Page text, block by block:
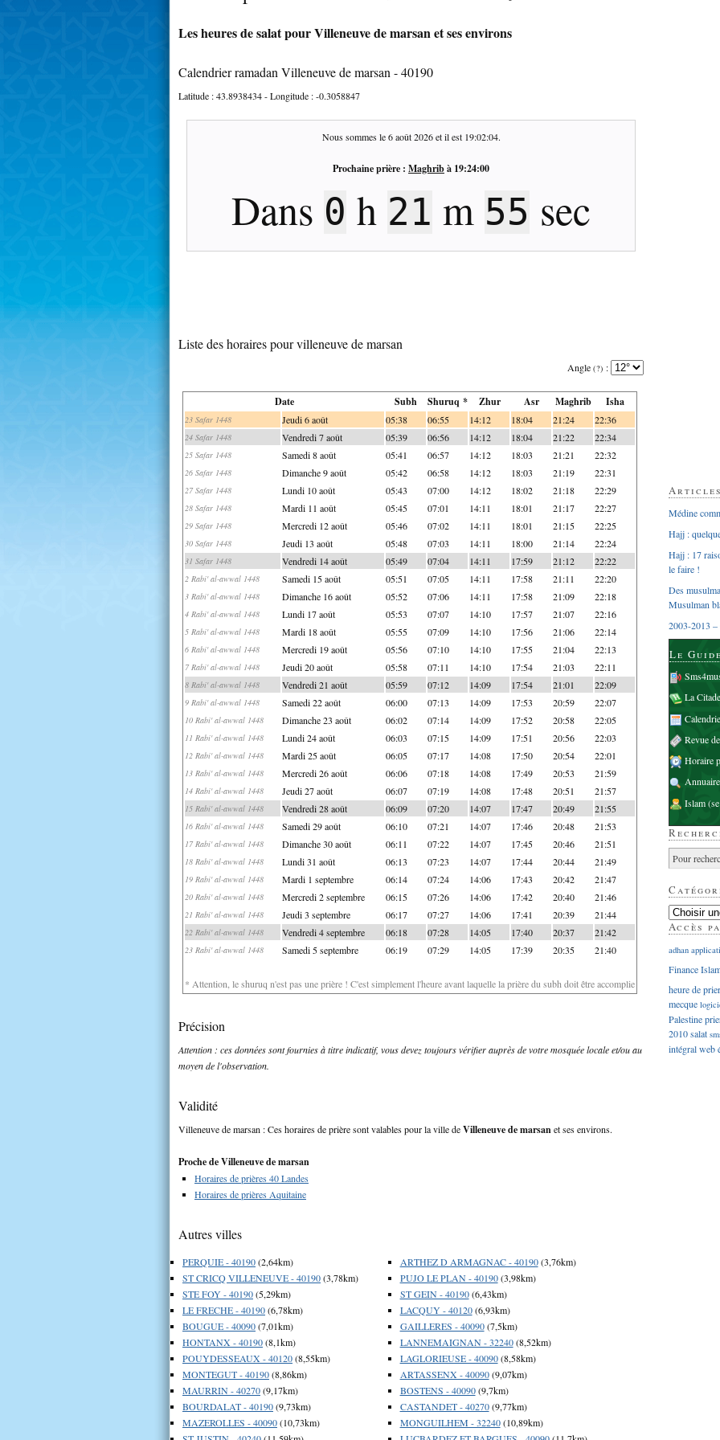
Les heures de salat pour Villeneuve de marsan et ses environs
Calendrier ramadan Villeneuve de marsan - 40190
Latitude :43.8938434- Longitude :-0.3058847
Nous sommes le6 août 2026et il est 19:02:05.
Prochaine prière : Maghribà 19:24:00
Dans 0 h 21 m 54 sec
Liste des horaires pour villeneuve de marsan
Angle (?) :
Date Subh Shuruq * Zhur Asr Maghrib Isha
23 Safar 1448 Jeudi 6 août 05:38 06:55 14:12 18:04 21:24 22:36
24 Safar 1448 Vendredi 7 août 05:39 06:56 14:12 18:04 21:22 22:34
25 Safar 1448 Samedi 8 août 05:41 06:57 14:12 18:03 21:21 22:32
26 Safar 1448 Dimanche 9 août 05:42 06:58 14:12 18:03 21:19 22:31
27 Safar 1448 Lundi 10 août 05:43 07:00 14:12 18:02 21:18 22:29
28 Safar 1448 Mardi 11 août 05:45 07:01 14:11 18:01 21:17 22:27
29 Safar 1448 Mercredi 12 août 05:46 07:02 14:11 18:01 21:15 22:25
30 Safar 1448 Jeudi 13 août 05:48 07:03 14:11 18:00 21:14 22:24
31 Safar 1448 Vendredi 14 août 05:49 07:04 14:11 17:59 21:12 22:22
2 Rabi' al-awwal 1448 Samedi 15 août 05:51 07:05 14:11 17:58 21:11 22:20
3 Rabi' al-awwal 1448 Dimanche 16 août 05:52 07:06 14:11 17:58 21:09 22:18
4 Rabi' al-awwal 1448 Lundi 17 août 05:53 07:07 14:10 17:57 21:07 22:16
5 Rabi' al-awwal 1448 Mardi 18 août 05:55 07:09 14:10 17:56 21:06 22:14
6 Rabi' al-awwal 1448 Mercredi 19 août 05:56 07:10 14:10 17:55 21:04 22:13
7 Rabi' al-awwal 1448 Jeudi 20 août 05:58 07:11 14:10 17:54 21:03 22:11
8 Rabi' al-awwal 1448 Vendredi 21 août 05:59 07:12 14:09 17:54 21:01 22:09
9 Rabi' al-awwal 1448 Samedi 22 août 06:00 07:13 14:09 17:53 20:59 22:07
10 Rabi' al-awwal 1448 Dimanche 23 août 06:02 07:14 14:09 17:52 20:58 22:05
11 Rabi' al-awwal 1448 Lundi 24 août 06:03 07:15 14:09 17:51 20:56 22:03
12 Rabi' al-awwal 1448 Mardi 25 août 06:05 07:17 14:08 17:50 20:54 22:01
13 Rabi' al-awwal 1448 Mercredi 26 août 06:06 07:18 14:08 17:49 20:53 21:59
14 Rabi' al-awwal 1448 Jeudi 27 août 06:07 07:19 14:08 17:48 20:51 21:57
15 Rabi' al-awwal 1448 Vendredi 28 août 06:09 07:20 14:07 17:47 20:49 21:55
16 Rabi' al-awwal 1448 Samedi 29 août 06:10 07:21 14:07 17:46 20:48 21:53
17 Rabi' al-awwal 1448 Dimanche 30 août 06:11 07:22 14:07 17:45 20:46 21:51
18 Rabi' al-awwal 1448 Lundi 31 août 06:13 07:23 14:07 17:44 20:44 21:49
19 Rabi' al-awwal 1448 Mardi 1 septembre 06:14 07:24 14:06 17:43 20:42 21:47
20 Rabi' al-awwal 1448 Mercredi 2 septembre 06:15 07:26 14:06 17:42 20:40 21:46
21 Rabi' al-awwal 1448 Jeudi 3 septembre 06:17 07:27 14:06 17:41 20:39 21:44
22 Rabi' al-awwal 1448 Vendredi 4 septembre 06:18 07:28 14:05 17:40 20:37 21:42
23 Rabi' al-awwal 1448 Samedi 5 septembre 06:19 07:29 14:05 17:39 20:35 21:40
* Attention, le shuruq n'est pas une prière ! C'est simplement l'heure avant laquelle la prière du subh doit être accomplie
Précision
Attention : ces données sont fournies à titre indicatif, vous devez toujours vérifier auprès de votre mosquée locale et/ou au
moyen de l'observation.
Validité
Villeneuve de marsan : Ces horaires de prière sont valables pour la ville deVilleneuve de marsanet ses environs.
Proche de Villeneuve de marsan
Horaires de prières 40 Landes
Horaires de prières Aquitaine
Autres villes
PERQUIE - 40190(2,64km)
ST CRICQ VILLENEUVE - 40190(3,78km)
STE FOY - 40190(5,29km)
LE FRECHE - 40190(6,78km)
BOUGUE - 40090(7,01km)
HONTANX - 40190(8,1km)
POUYDESSEAUX - 40120(8,55km)
MONTEGUT - 40190(8,86km)
MAURRIN - 40270(9,17km)
BOURDALAT - 40190(9,73km)
MAZEROLLES - 40090(10,73km)
ARTHEZ D ARMAGNAC - 40190(3,76km)
PUJO LE PLAN - 40190(3,98km)
ST GEIN - 40190(6,43km)
LACQUY - 40120(6,93km)
GAILLERES - 40090(7,5km)
LANNEMAIGNAN - 32240(8,52km)
LAGLORIEUSE - 40090(8,58km)
ARTASSENX - 40090(9,07km)
BOSTENS - 40090(9,7km)
CASTANDET - 40270(9,77km)
MONGUILHEM - 32240(10,89km)
Médine
Hajj :
Hajj : 17
le faire !
Des
Musulman
2003-2013 –
Le
La
Revue
Horaire
Islam
Accès
adhan
Finance
heure de
mecque
Palestine
2010salat
intégralweb